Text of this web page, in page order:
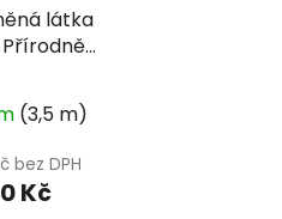
látka
(3,5 m)
bez DPH
Kč